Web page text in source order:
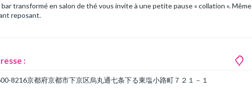
transformé en salon de thé vous invite à une petite pause « collation ». Même
reposant.
:
8216京都府京都市下京区烏丸通七条下る東塩小路町７２１－１